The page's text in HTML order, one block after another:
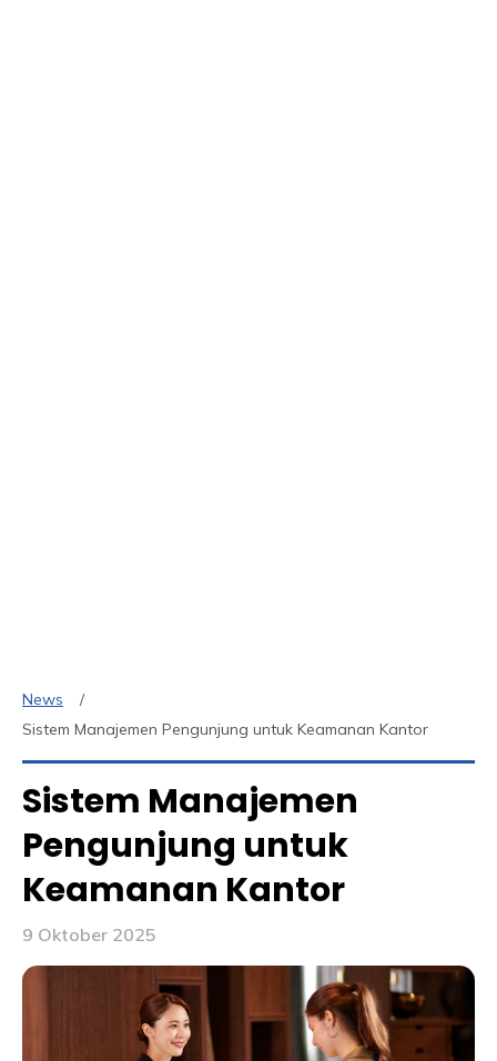
News
Sistem Manajemen Pengunjung untuk Keamanan Kantor
Sistem Manajemen
Pengunjung untuk
Keamanan Kantor
9 Oktober 2025